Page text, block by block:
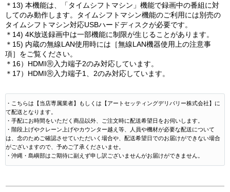
＊13) 本機能は、「タイムシフトマシン」機能で録画中の番組に対
してのみ動作します。タイムシフトマシン機能のご利用には別売の
タイムシフトマシン対応USBハードディスクが必要です。
＊14) 4K放送録画中は一部機能に制限が生じることがあります。
＊15) 内蔵の無線LAN使用時には［無線LAN機器使用上の注意事
項］をご覧ください。
＊16）HDMIⓇ入力端子2のみ対応しています。
＊17）HDMIⓇ入力端子1、2のみ対応しています。
・こちらは【当店専属業者】もしくは【アートセッティングデリバリー株式会社】に
て配送となります。
・手配にお時間をいただく商品以外、ご注文時に配送希望日をお伺いします。
・階段上げやクレーン上げやカウンター越え等、人員や機材が必要な配送について
は、念のためご確認させていただいく場合や、配送希望日でのお届けができない場合
がございますので、予めご了承くださいませ。
・沖縄・島嶼部はご期待に副えず申し訳ございませんがお届けができません。